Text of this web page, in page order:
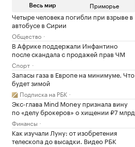
Весь мир Приморье
Четыре человека погибли при взрыве в
автобусе в Сирии
Общество
В Африке поддержали Инфантино
после скандала с продажей прав ЧМ
Спорт
Запасы газа в Европе на минимуме. Что
будет зимой
Подписка на РБК
Экс-глава Mind Money признала вину
по «делу брокеров» о хищении ₽7 млрд
Финансы
Как изучали Луну: от изобретения
телескопа до высадки. Видео РБК